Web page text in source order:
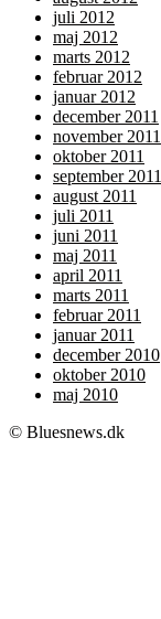
juli 2012
maj 2012
marts 2012
februar 2012
januar 2012
december 2011
november 2011
oktober 2011
september 2011
august 2011
juli 2011
juni 2011
maj 2011
april 2011
marts 2011
februar 2011
januar 2011
december 2010
oktober 2010
maj 2010
© Bluesnews.dk